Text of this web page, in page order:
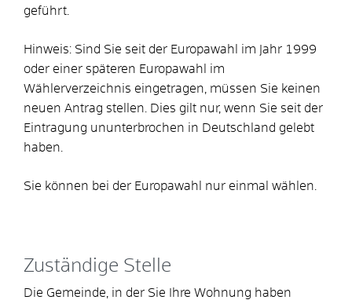
geführt.
Hinweis: Sind Sie seit der Europawahl im Jahr 1999
oder einer späteren Europawahl im
Wählerverzeichnis eingetragen, müssen Sie keinen
neuen Antrag stellen. Dies gilt nur, wenn Sie seit der
Eintragung ununterbrochen in Deutschland gelebt
haben.
Sie können bei der Europawahl nur einmal wählen.
Zuständige Stelle
Die Gemeinde, in der Sie Ihre Wohnung haben